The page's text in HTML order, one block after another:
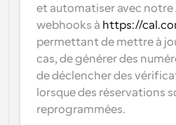
et automatiser avec notre
webhooks à https://
permettant de mettre à
cas, de générer des
de déclencher des
lorsque des réservations
reprogrammées.